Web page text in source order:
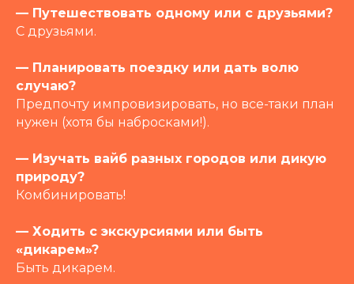
— Путешествовать одному или с друзьями?
С друзьями.
— Планировать поездку или дать волю
случаю?
Предпочту импровизировать, но все-таки план
нужен (хотя бы набросками!).
— Изучать вайб разных городов или дикую
природу?
Комбинировать!
— Ходить с экскурсиями или быть
«дикарем»?
Быть дикарем.